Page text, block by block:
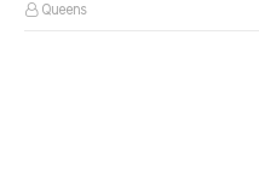
Queens